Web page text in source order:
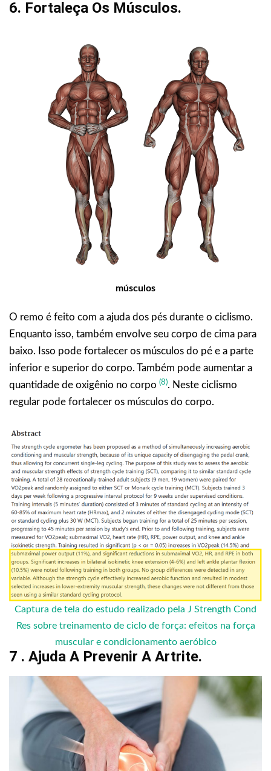
6. Fortaleça Os Músculos.
músculos
O remo é feito com a ajuda dos pés durante o ciclismo.
Enquanto isso, também envolve seu corpo de cima para
baixo. Isso pode fortalecer os músculos do pé e a parte
inferior e superior do corpo. Também pode aumentar a
quantidade de oxigênio no corpo (8). Neste ciclismo
regular pode fortalecer os músculos do corpo.
Captura de tela do estudo realizado pela J Strength Cond
Res sobre treinamento de ciclo de força: efeitos na força
muscular e condicionamento aeróbico
7 . Ajuda A Prevenir A Artrite.